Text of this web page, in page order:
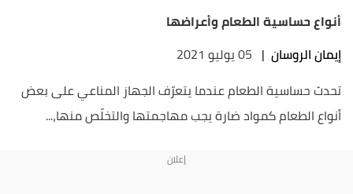
أنواع حساسية الطعام وأعراضها
إيمان الروسان | 05 يوليو 2021
تحدث حساسية الطعام عندما يتعرّف الجهاز المناعي على بعض
أنواع الطعام كمواد ضارة يجب مهاجمتها والتخلّص منها،...